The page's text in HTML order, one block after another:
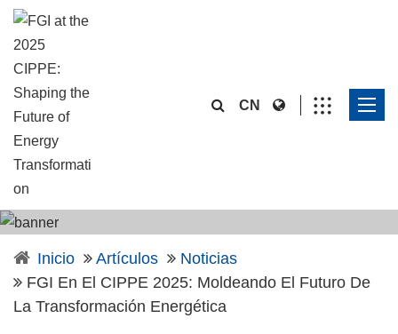
CN
Inicio Artículos
Noticias
FGI En El CIPPE 2025: Moldeando El Futuro De
La Transformación Energética